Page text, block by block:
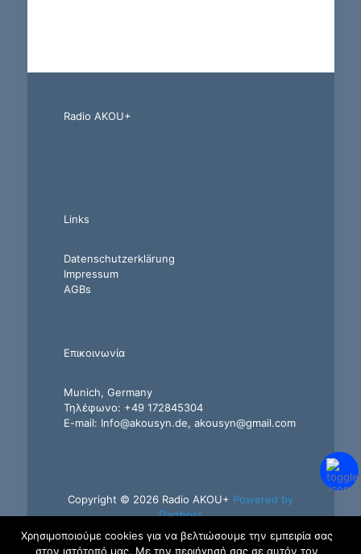
Radio AKOU+
Links
Datenschutzerklärung
Impressum
AGBs
Επικοινωνία
Munich, Germany
Τηλέφωνο: +49 172845304
E-mail: Info@akousyn.de, akousyn@gmail.com
Copyright © 2026 Radio AKOU+ Powered by
Darthost
Χρησιμοποιούμε cookies για να βελτιώσουμε την εμπειρία σας
στον ιστότοπό μας. Με την περιήγησή σας σε αυτόν τον